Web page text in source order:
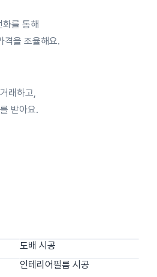
를 통해
격을 조율해요.
래하고,
받아요.
도배 시공
인테리어필름 시공